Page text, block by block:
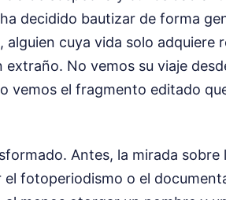
decidido bautizar de forma
cuya vida solo adquiere
No vemos su viaje
vemos el fragmento editado
Antes, la mirada sobre
fotoperiodismo o el